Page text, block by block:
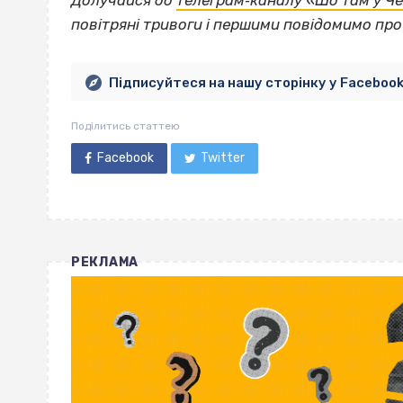
повітряні тривоги і першими повідомимо
Підписуйтеся на нашу сторінку у Facebook
Поділитись статтею
Facebook Twitter
РЕКЛАМА